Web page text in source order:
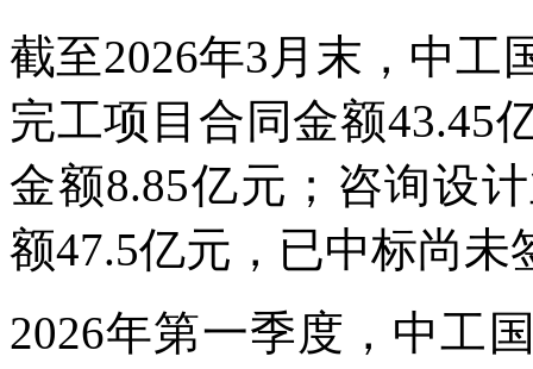
截至2026年3月末，中工
完工项目合同金额43.45
金额8.85亿元；咨询设
额47.5亿元，已中标尚未
2026年第一季度，中工